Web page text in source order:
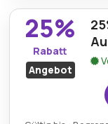
kostenlose
Produkte ohne
können.
25%
Rabatt
Angebot